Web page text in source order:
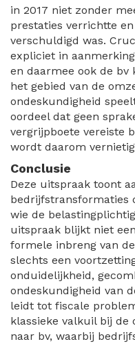
in 2017 niet zonder
prestaties verrichtte
verschuldigd was.
expliciet in
en daarmee ook de bv
het gebied van de
ondeskundigheid
oordeel dat geen
vergrijpboete vereiste
wordt daarom
Conclusie
Deze uitspraak toont
bedrijfstransformaties
wie de
uitspraak blijkt niet
formele inbreng van
slechts een
onduidelijkheid,
ondeskundigheid van
leidt tot fiscale
klassieke valkuil bij de
naar bv, waarbij